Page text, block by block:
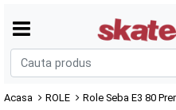
Acasa ROLE Role Seba E3 80